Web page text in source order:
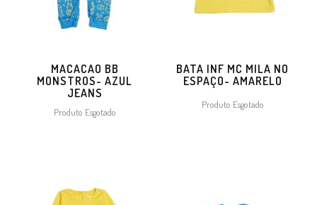
MACACAO BB
MONSTROS- AZUL
JEANS
Produto Esgotado
BATA INF MC MILA NO
ESPAÇO- AMARELO
Produto Esgotado